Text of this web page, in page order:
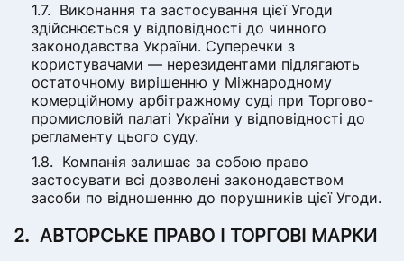
Виконання та застосування цієї Угоди
здійснюється у відповідності до чинного
законодавства України. Суперечки з
користувачами — нерезидентами підлягають
остаточному вирішенню у Міжнародному
комерційному арбітражному суді при Торгово-
промисловій палаті України у відповідності до
регламенту цього суду.
Компанія залишає за собою право
застосувати всі дозволені законодавством
засоби по відношенню до порушників цієї Угоди.
АВТОРСЬКЕ ПРАВО І ТОРГОВІ МАРКИ